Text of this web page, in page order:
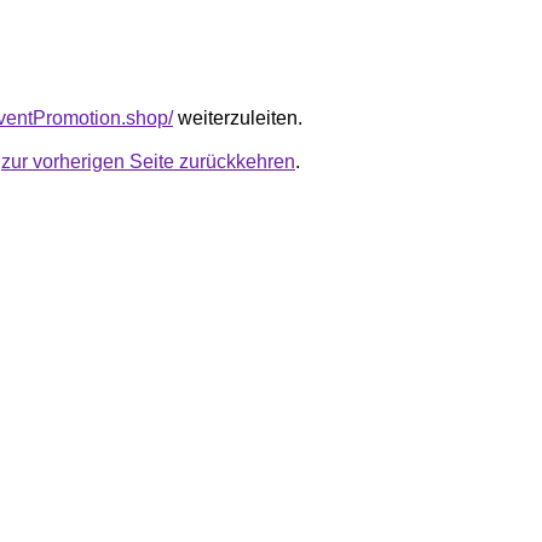
weiterzuleiten.
zur vorherigen Seite zurückkehren.